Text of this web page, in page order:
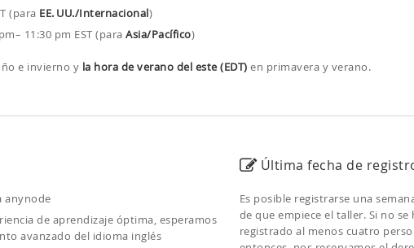
(para EE. UU./Internacional)
11:30 pm EST (para Asia/Pacífico)
e invierno y la hora de verano del este (EDT) en primavera y verano.
anynode
de aprendizaje óptima, esperamos
avanzado del idioma inglés
Última fecha de
Es posible registrarse una
de que empiece el taller. Si no se
registrado al menos cuatro